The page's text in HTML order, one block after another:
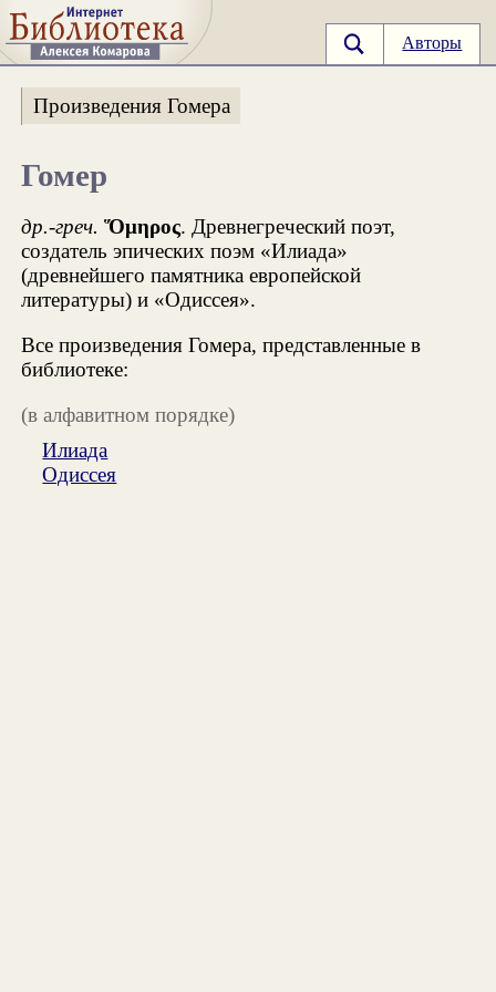
Авторы
Произведения Гомера
Гомер
др.-греч. Ὅμηρος. Древнегреческий поэт,
создатель эпических поэм «Илиада»
(древнейшего памятника европейской
литературы) и «Одиссея».
Все произведения Гомера, представленные в
библиотеке:
(в алфавитном порядке)
Илиада
Одиссея